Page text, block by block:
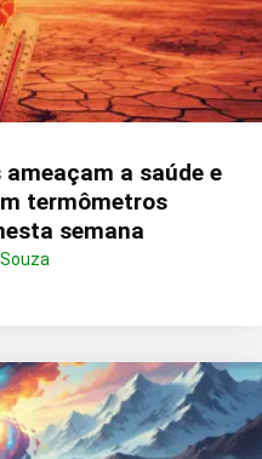
a saúde e
termômetros
semana